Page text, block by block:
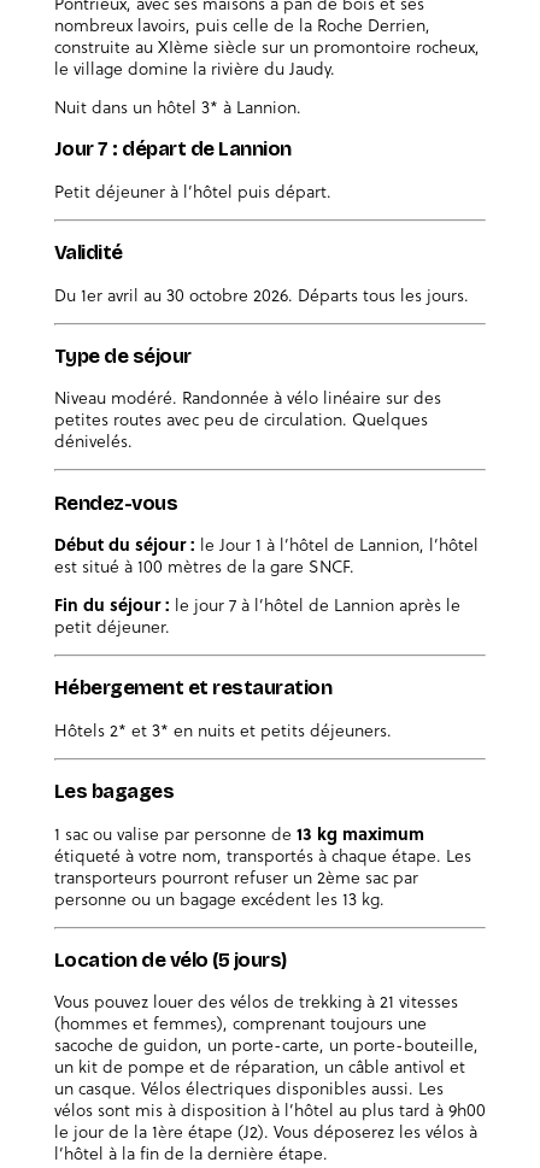
nombreux lavoirs, puis celle de la Roche Derrien,
construite au XIème siècle sur un promontoire rocheux,
le village domine la rivière du Jaudy.
Nuit dans un hôtel 3* à Lannion.
Jour 7 : départ de Lannion
Petit déjeuner à l’hôtel puis départ.
Validité
Du 1er avril au 30 octobre 2026. Départs tous les jours.
Type de séjour
Niveau modéré. Randonnée à vélo linéaire sur des
petites routes avec peu de circulation. Quelques
dénivelés.
Rendez-vous
Début du séjour : le Jour 1 à l’hôtel de Lannion, l’hôtel
est situé à 100 mètres de la gare SNCF.
Fin du séjour : le jour 7 à l’hôtel de Lannion après le
petit déjeuner.
Hébergement et restauration
Hôtels 2* et 3* en nuits et petits déjeuners.
Les bagages
1 sac ou valise par personne de 13 kg maximum
étiqueté à votre nom, transportés à chaque étape. Les
transporteurs pourront refuser un 2ème sac par
personne ou un bagage excédent les 13 kg.
Location de vélo (5 jours)
Vous pouvez louer des vélos de trekking à 21 vitesses
(hommes et femmes), comprenant toujours une
sacoche de guidon, un porte-carte, un porte-bouteille,
un kit de pompe et de réparation, un câble antivol et
un casque. Vélos électriques disponibles aussi. Les
vélos sont mis à disposition à l’hôtel au plus tard à 9h00
le jour de la 1ère étape (J2). Vous déposerez les vélos à
l’hôtel à la fin de la dernière étape.